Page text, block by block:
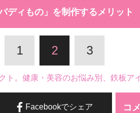
ディもの」を制作するメリット
1 2 3
。健康・美容のお悩み別、鉄板ア
コ
Facebookでシェア